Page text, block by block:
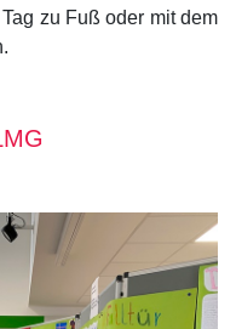
zu Fuß oder mit dem